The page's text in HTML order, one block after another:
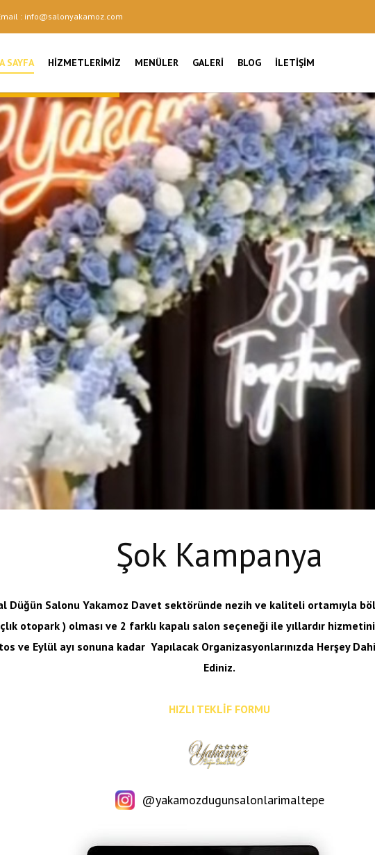
: info@salonyakamoz.com
SAYFA HIZMETLERIMIZ MENÜLER GALERI BLOG İLETIŞIM
Şok Kampanya
Düğün Salonu Yakamoz Davet sektöründe nezih ve kaliteli ortamıyla
otopark ) olması ve 2 farklı kapalı salon seçeneği ile yıllardır
ve Eylül ayı sonuna kadar Yapılacak Organizasyonlarınızda Herşey
Ediniz.
HIZLI TEKLİF FORMU
@yakamozdugunsalonlarimaltepe